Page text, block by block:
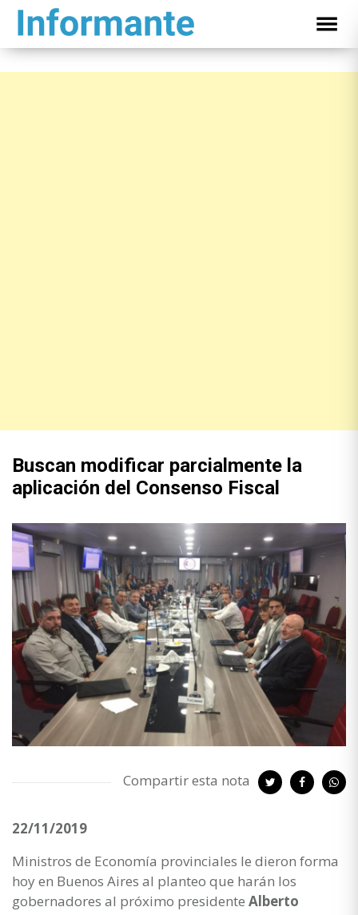
Buscan modificar parcialmente la
aplicación del Consenso Fiscal
Compartir esta nota
22/11/2019
Ministros de Economía provinciales le dieron forma
hoy en Buenos Aires al planteo que harán los
gobernadores al próximo presidente Alberto